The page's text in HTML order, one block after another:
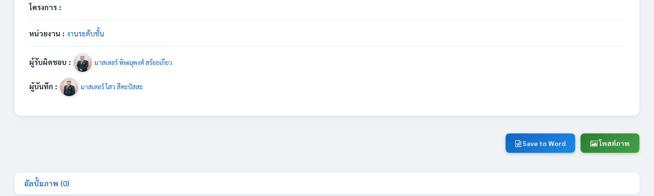
โครงการ :
หน่วยงาน : งานระดับชั้น
ผู้รับผิดชอบ : มาสเตอร์ พิษณุพงศ์ สร้อยเกียว
ผู้บันทึก : มาสเตอร์ ไสว สีคะปัสสะ
Save to Word โพสต์ภาพ
อัลบั้มภาพ (0)